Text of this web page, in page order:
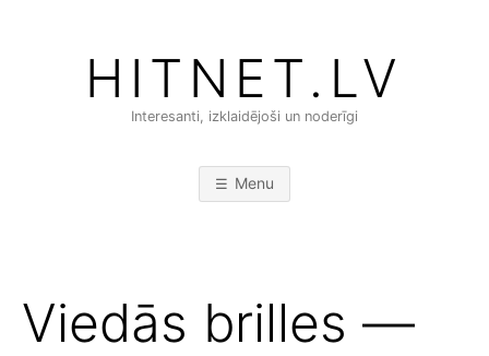
HITNET.LV
Interesanti, izklaidējoši un noderīgi
Menu
Viedās brilles —